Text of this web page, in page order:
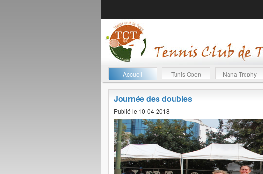
Accueil Tunis Open Nana Trophy
Journée des doubles
Publié le 10-04-2018